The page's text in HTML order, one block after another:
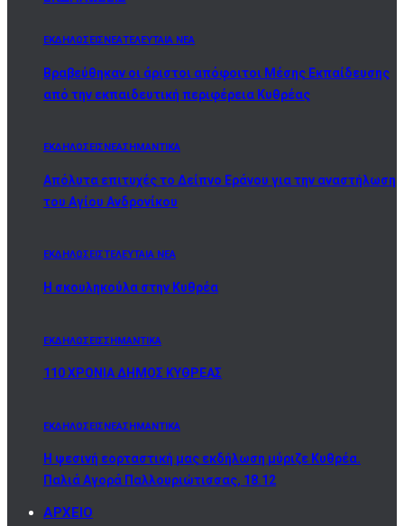
ΕΚΔΗΛΩΣΕΙΣΝΕΑΤΕΛΕΥΤΑΙΑ ΝΕΑ
Βραβεύθηκαν οι άριστοι απόφοιτοι Μέσης Εκπαίδευσης
από την εκπαιδευτική περιφέρεια Κυθρέας
ΕΚΔΗΛΩΣΕΙΣ ΝΕΑΣΗΜΑΝΤΙΚΑ
Απόλυτα επιτυχές το Δείπνο Εράνου για την αναστήλωση
του Αγίου Ανδρονίκου
ΕΚΔΗΛΩΣΕΙΣΤΕΛΕΥΤΑΙΑ ΝΕΑ
Η σκουληκούλα στην Κυθρέα
ΕΚΔΗΛΩΣΕΙΣΣΗΜΑΝΤΙΚΑ
110 ΧΡΟΝΙΑ ΔΗΜΟΣ ΚΥΘΡΕΑΣ
ΕΚΔΗΛΩΣΕΙΣΝΕΑΣΗΜΑΝΤΙΚΑ
Η ψεσινή εορταστική μας εκδήλωση μύριζε Κυθρέα.
Παλιά Αγορά Παλλουριώτισσας, 18.12
ΑΡΧΕΙΟ